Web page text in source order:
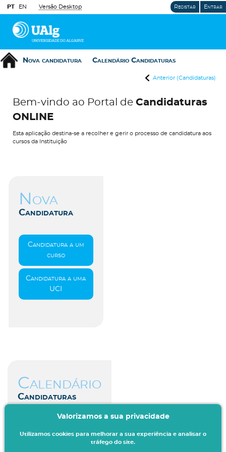
PT EN Versão Desktop Registar Entrar
Nova candidatura Calendário Candidaturas
Anterior (Candidaturas)
Bem-vindo ao Portal de Candidaturas
ONLINE
Esta aplicação destina-se a recolher e gerir o processo de candidatura aos
cursos da Instituição
Nova
Candidatura
Candidatura a um
curso
Candidatura a uma
UCI
Calendário
Candidaturas
Valorizamos a sua privacidade
Utilizamos cookies para melhorar a sua experiência e analisar o
tráfego do site.